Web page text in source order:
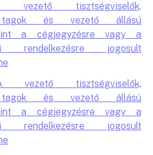
tisztségviselők,
tagok és vezető állású
a cégjegyzésre vagy a
rendelkezésre jogosult
tisztségviselők,
tagok és vezető állású
a cégjegyzésre vagy a
rendelkezésre jogosult